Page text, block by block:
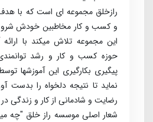
راز­خلق مجموعه­ ای است که با
و کسب ­و ­کار مخاطبین خودش
این مجموعه تلاش می­کند با
حوزه کسب­ و کار و رشد
پیگیری بکارگیری این آموزش­ها
نماید تا نتیجه دلخواه را
رضایت و شادمانی از کار و زندگی در
شعار اصلی موسسه راز خلق "چه